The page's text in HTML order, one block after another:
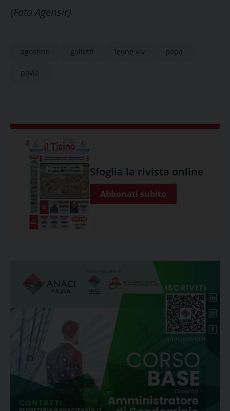
(Foto Agensir)
agostino gallotti leone xiv papa
pavia
Sfoglia la rivista online
Abbonati subito